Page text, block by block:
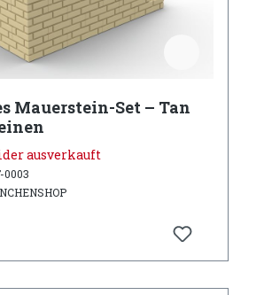
Mauerstein-Set – Tan
ausverkauft
0003